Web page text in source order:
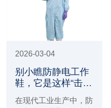
2026-03-04
别小瞧防静电工作
鞋，它是这样“击
败”静电的！
在现代工业生产中，防